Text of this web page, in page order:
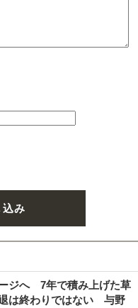
み
ジへ 7年で積み上げた草
は終わりではない 与野